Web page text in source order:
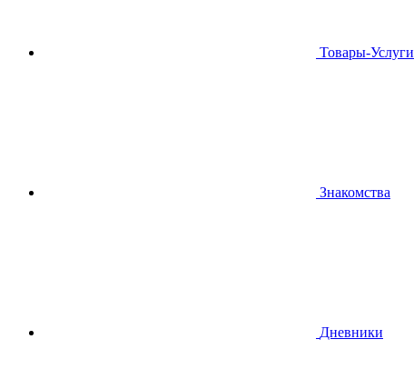
Товары-Услуги
Знакомства
Дневники